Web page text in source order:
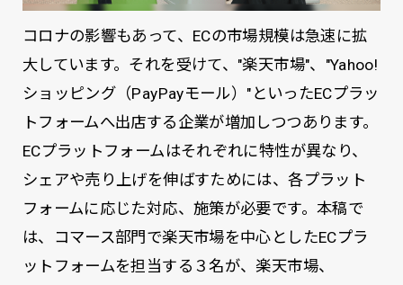
コロナの影響もあって、ECの市場規模は急速に拡
大しています。それを受けて、"楽天市場"、"Yahoo!
ショッピング（PayPayモール）"といったECプラッ
トフォームへ出店する企業が増加しつつあります。
ECプラットフォームはそれぞれに特性が異なり、
シェアや売り上げを伸ばすためには、各プラット
フォームに応じた対応、施策が必要です。本稿で
は、コマース部門で楽天市場を中心としたECプラ
ットフォームを担当する３名が、楽天市場、